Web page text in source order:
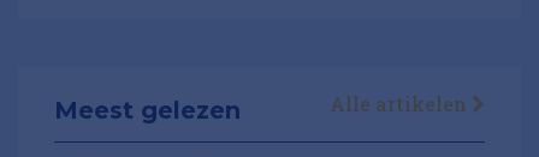
Meest gelezen Alle artikelen